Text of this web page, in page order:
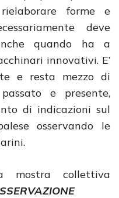
forme e
deve
quando ha a
innovativi. E’
e resta mezzo di
e presente,
di indicazioni sul
osservando le
mostra collettiva